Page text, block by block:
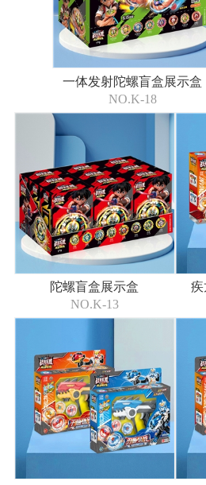
一体发射陀螺盲盒展示盒
NO.K-18
陀螺盲盒展示盒
NO.K-13
疾